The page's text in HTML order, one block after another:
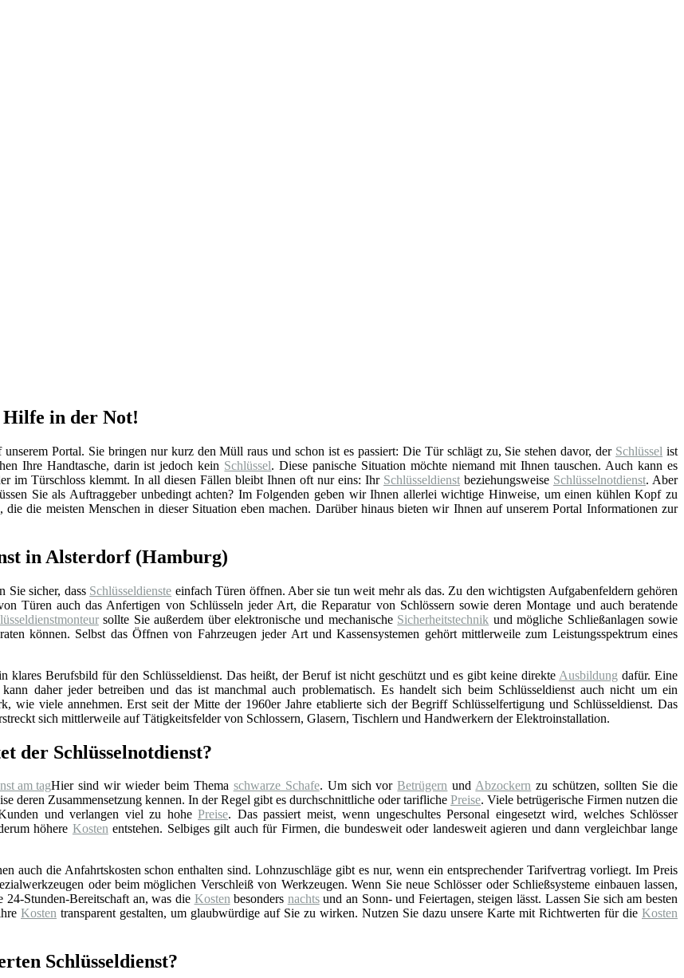
Hilfe in der Not!
Portal. Sie bringen nur kurz den Müll raus und schon ist es passiert: Die Tür schlägt zu, Sie stehen davor, der Schlüssel ist
Ihre Handtasche, darin ist jedoch kein Schlüssel. Diese panische Situation möchte niemand mit Ihnen tauschen. Auch kann es
im Türschloss klemmt. In all diesen Fällen bleibt Ihnen oft nur eins: Ihr Schlüsseldienst beziehungsweise Schlüsselnotdienst. Aber
Sie als Auftraggeber unbedingt achten? Im Folgenden geben wir Ihnen allerlei wichtige Hinweise, um einen kühlen Kopf zu
die meisten Menschen in dieser Situation eben machen. Darüber hinaus bieten wir Ihnen auf unserem Portal Informationen zur
in Alsterdorf (Hamburg)
Sie sicher, dass Schlüsseldienste einfach Türen öffnen. Aber sie tun weit mehr als das. Zu den wichtigsten Aufgabenfeldern gehören
Türen auch das Anfertigen von Schlüsseln jeder Art, die Reparatur von Schlössern sowie deren Montage und auch beratende
sollte Sie außerdem über elektronische und mechanische Sicherheitstechnik und mögliche Schließanlagen sowie
können. Selbst das Öffnen von Fahrzeugen jeder Art und Kassensystemen gehört mittlerweile zum Leistungsspektrum eines
klares Berufsbild für den Schlüsseldienst. Das heißt, der Beruf ist nicht geschützt und es gibt keine direkte Ausbildung dafür. Eine
kann daher jeder betreiben und das ist manchmal auch problematisch. Es handelt sich beim Schlüsseldienst auch nicht um ein
wie viele annehmen. Erst seit der Mitte der 1960er Jahre etablierte sich der Begriff Schlüsselfertigung und Schlüsseldienst. Das
sich mittlerweile auf Tätigkeitsfelder von Schlossern, Glasern, Tischlern und Handwerkern der Elektroinstallation.
der Schlüsselnotdienst?
Hier sind wir wieder beim Thema schwarze Schafe. Um sich vorBetrügern undAbzockern zu schützen, sollten Sie die
deren Zusammensetzung kennen. In der Regel gibt es durchschnittliche oder tarifliche Preise. Viele betrügerische Firmen nutzen die
und verlangen viel zu hohe Preise. Das passiert meist, wenn ungeschultes Personal eingesetzt wird, welches Schlösser
höhere Kostenentstehen. Selbiges gilt auch für Firmen, die bundesweit oder landesweit agieren und dann vergleichbar lange
auch die Anfahrtskosten schon enthalten sind. Lohnzuschläge gibt es nur, wenn ein entsprechender Tarifvertrag vorliegt. Im Preis
oder beim möglichen Verschleiß von Werkzeugen. Wenn Sie neue Schlösser oder Schließsysteme einbauen lassen,
24-Stunden-Bereitschaft an, was die Kostenbesonders nachtsund an Sonn- und Feiertagen, steigen lässt. Lassen Sie sich am besten
Kosten transparent gestalten, um glaubwürdige auf Sie zu wirken. Nutzen Sie dazu unsere Karte mit Richtwerten für die Kosten
Schlüsseldienst?